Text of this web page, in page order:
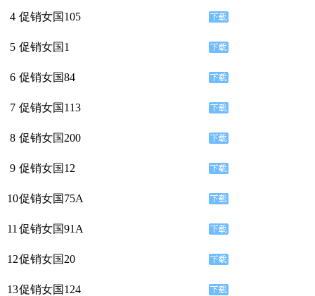
4 促销女国105
5 促销女国1
6 促销女国84
7 促销女国113
8 促销女国200
9 促销女国12
10促销女国75A
11 促销女国91A
12促销女国20
13促销女国124